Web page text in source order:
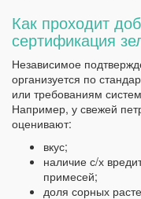
Как проходит
сертификация
Независимое
организуется по
или требованиям
Например, у свежей
оценивают:
вкус;
наличие с/х
примесей;
доля сорных